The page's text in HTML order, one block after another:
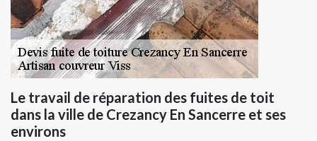
Le travail de réparation des fuites de toit
dans la ville de Crezancy En Sancerre et ses
environs